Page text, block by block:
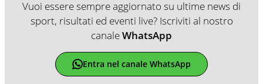
Vuoi essere sempre aggiornato su ultime news di
sport, risultati ed eventi live? Iscriviti al nostro
canaleWhatsApp
Entra nel canale WhatsApp